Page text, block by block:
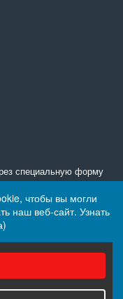
специальную форму
чтобы вы могли
наш веб-сайт. Узнать